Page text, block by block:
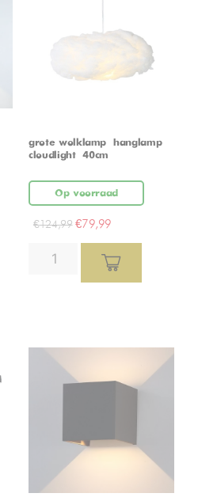
grote wolklamp – hanglamp –
cloudlight – 40cm
Op voorraad
€124,99 €79,99